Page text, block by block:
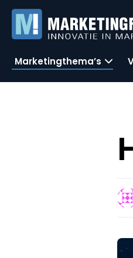
Marketingthema’s